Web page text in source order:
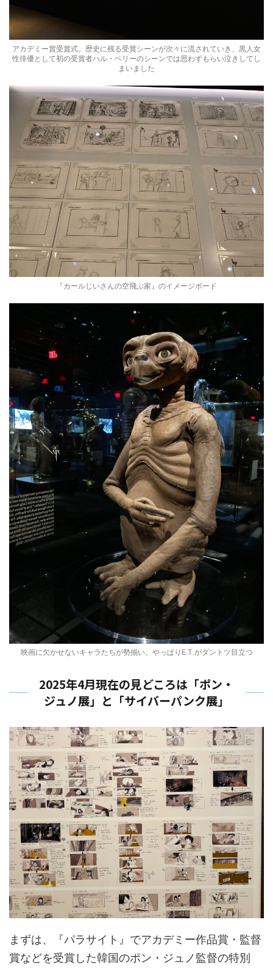
アカデミー賞受賞式。歴史に残る受賞シーンが次々に流されていき、黒人女
性俳優として初の受賞者ハル・ベリーのシーンでは思わずもらい泣きしてし
まいました
『カールじいさんの空飛ぶ家』のイメージボード
映画に欠かせないキャラたちが勢揃い。やっぱりE.T.がダントツ目立つ
2025年4月現在の見どころは「ポン・
ジュノ展」と「サイバーパンク展」
まずは、『パラサイト』でアカデミー作品賞・監督
賞などを受賞した韓国のポン・ジュノ監督の特別